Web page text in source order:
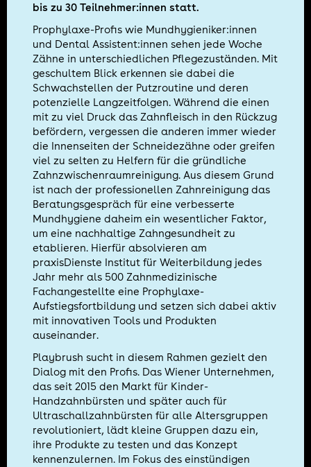
bis zu 30 Teilnehmer:innen statt.
Prophylaxe-Profis wie Mundhygieniker:innen
und Dental Assistent:innen sehen jede Woche
Zähne in unterschiedlichen Pflegezuständen. Mit
geschultem Blick erkennen sie dabei die
Schwachstellen der Putzroutine und deren
potenzielle Langzeitfolgen. Während die einen
mit zu viel Druck das Zahnfleisch in den Rückzug
befördern, vergessen die anderen immer wieder
die Innenseiten der Schneidezähne oder greifen
viel zu selten zu Helfern für die gründliche
Zahnzwischenraumreinigung. Aus diesem Grund
ist nach der professionellen Zahnreinigung das
Beratungsgespräch für eine verbesserte
Mundhygiene daheim ein wesentlicher Faktor,
um eine nachhaltige Zahngesundheit zu
etablieren. Hierfür absolvieren am
praxisDienste Institut für Weiterbildung jedes
Jahr mehr als 500 Zahnmedizinische
Fachangestellte eine Prophylaxe-
Aufstiegsfortbildung und setzen sich dabei aktiv
mit innovativen Tools und Produkten
auseinander.
Playbrush sucht in diesem Rahmen gezielt den
Dialog mit den Profis. Das Wiener Unternehmen,
das seit 2015 den Markt für Kinder-
Handzahnbürsten und später auch für
Ultraschallzahnbürsten für alle Altersgruppen
revolutioniert, lädt kleine Gruppen dazu ein,
ihre Produkte zu testen und das Konzept
kennenzulernen. Im Fokus des einstündigen